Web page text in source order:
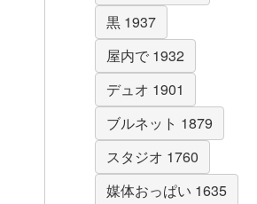
黒 1937
屋内で 1932
デュオ 1901
ブルネット 1879
スタジオ 1760
媒体おっぱい 1635